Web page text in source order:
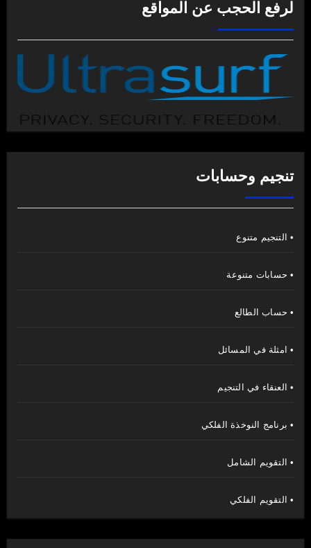
لرفع الحجب عن المواقع
تنجيم وحسابات
• التنجيم متنوع
• حسابات متنوعة
• حساب الطالع
• امثلة في المسائل
• العنقاء في التنجيم
• برنامج النوخذة الفلكي
• التقويم الشامل
• التقويم الفلكي